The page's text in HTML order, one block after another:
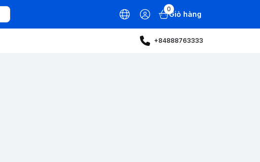
0
Giỏ hàng
+84888763333